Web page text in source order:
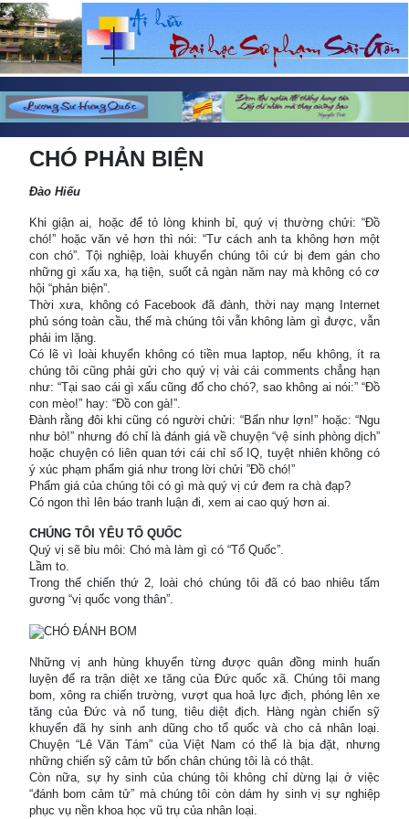
CHÓ PHẢN BIỆN
Đào Hiếu
Khi giận ai, hoặc để tỏ lòng khinh bỉ, quý vị thường chửi: “Đồ
chó!” hoặc văn vẻ hơn thì nói: “Tư cách anh ta không hơn một
con chó”. Tội nghiệp, loài khuyển chúng tôi cứ bị đem gán cho
những gì xấu xa, hạ tiện, suốt cả ngàn năm nay mà không có cơ
hội “phản biện”.
Thời xưa, không có Facebook đã đành, thời nay mạng Internet
phủ sóng toàn cầu, thế mà chúng tôi vẫn không làm gì được, vẫn
phải im lặng.
Có lẽ vì loài khuyển không có tiền mua laptop, nếu không, ít ra
chúng tôi cũng phải gửi cho quý vị vài cái comments chẳng hạn
như: “Tại sao cái gì xấu cũng đổ cho chó?, sao không ai nói:” “Đồ
con mèo!” hay: “Đồ con gà!”.
Đành rằng đôi khi cũng có người chửi: “Bẩn như lợn!” hoặc: “Ngu
như bò!” nhưng đó chỉ là đánh giá về chuyện “vệ sinh phòng dịch”
hoặc chuyện có liên quan tới cái chỉ số IQ, tuyệt nhiên không có
ý xúc phạm phẩm giá như trong lời chửi ”Đồ chó!”
Phẩm giá của chúng tôi có gì mà quý vị cứ đem ra chà đạp?
Có ngon thì lên báo tranh luận đi, xem ai cao quý hơn ai.
CHÚNG TÔI YÊU TỔ QUỐC
Quý vị sẽ bỉu môi: Chó mà làm gì có “Tổ Quốc”.
Lầm to.
Trong thế chiến thứ 2, loài chó chúng tôi đã có bao nhiêu tấm
gương “vị quốc vong thân”.
Những vị anh hùng khuyển từng được quân đồng minh huấn
luyện để ra trận diệt xe tăng của Đức quốc xã. Chúng tôi mang
bom, xông ra chiến trường, vượt qua hoả lực địch, phóng lên xe
tăng của Đức và nổ tung, tiêu diệt địch. Hàng ngàn chiến sỹ
khuyển đã hy sinh anh dũng cho tổ quốc và cho cả nhân loại.
Chuyện “Lê Văn Tám” của Việt Nam có thể là bịa đặt, nhưng
những chiến sỹ cảm tử bốn chân chúng tôi là có thật.
Còn nữa, sự hy sinh của chúng tôi không chỉ dừng lại ở việc
“đánh bom cảm tử” mà chúng tôi còn dám hy sinh vị sự nghiệp
phục vụ nền khoa học vũ trụ của nhân loại.